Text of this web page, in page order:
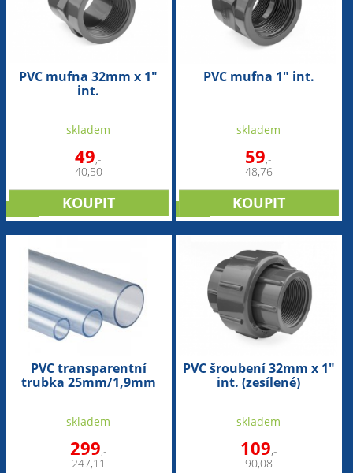
PVC mufna 32mm x 1"
int.
skladem
49,-
40,50
PVC mufna 1" int.
skladem
59,-
48,76
PVC transparentní
trubka 25mm/1,9mm
skladem
299,-
247,11
PVC šroubení 32mm x 1"
int. (zesílené)
skladem
109,-
90,08